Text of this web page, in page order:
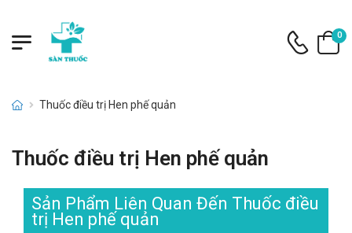
0
Thuốc điều trị Hen phế quản
Thuốc điều trị Hen phế quản
Sản Phẩm Liên Quan Đến Thuốc điều
trị Hen phế quản